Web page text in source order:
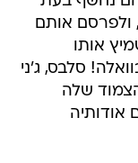
ולפרסם אותם
אותו
סלבס, ג'ני
שלה
אודותיה